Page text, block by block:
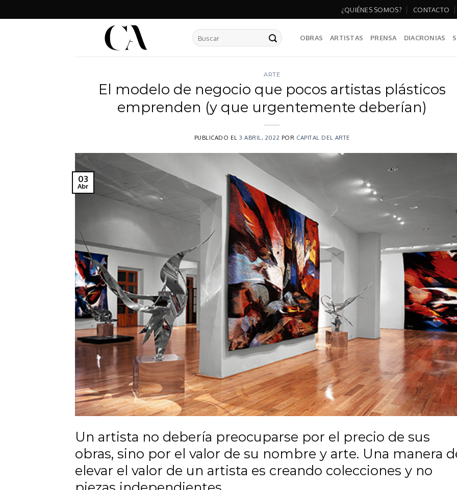
to
¿QUIÉNES SOMOS? CONTACTO
Buscar
por:
OBRAS ARTISTAS PRENSA DIACRONIAS
ARTE
El modelo de negocio que pocos artistas plásticos
emprenden (y que urgentemente deberían)
PUBLICADO EL 3 ABRIL, 2022 POR CAPITAL DEL ARTE
03
Abr
Un artista no debería preocuparse por el precio de sus
obras, sino por el valor de su nombre y arte. Una manera
elevar el valor de un artista es creando colecciones y no